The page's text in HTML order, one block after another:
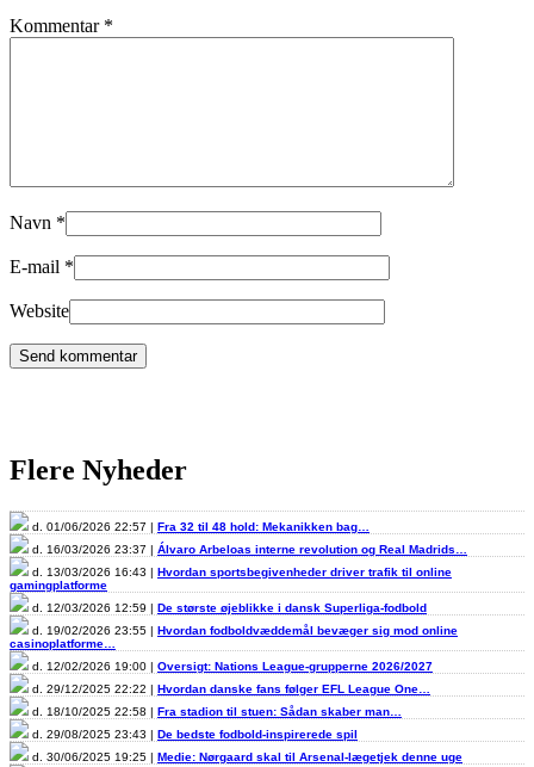
Kommentar *
Navn *
E-mail *
Website
Flere Nyheder
d. 01/06/2026 22:57 | Fra 32 til 48 hold: Mekanikken bag…
d. 16/03/2026 23:37 | Álvaro Arbeloas interne revolution og Real Madrids…
d. 13/03/2026 16:43 | Hvordan sportsbegivenheder driver trafik til online
gamingplatforme
d. 12/03/2026 12:59 | De største øjeblikke i dansk Superliga-fodbold
d. 19/02/2026 23:55 | Hvordan fodboldvæddemål bevæger sig mod online
casinoplatforme…
d. 12/02/2026 19:00 | Oversigt: Nations League-grupperne 2026/2027
d. 29/12/2025 22:22 | Hvordan danske fans følger EFL League One…
d. 18/10/2025 22:58 | Fra stadion til stuen: Sådan skaber man…
d. 29/08/2025 23:43 | De bedste fodbold-inspirerede spil
d. 30/06/2025 19:25 | Medie: Nørgaard skal til Arsenal-lægetjek denne uge